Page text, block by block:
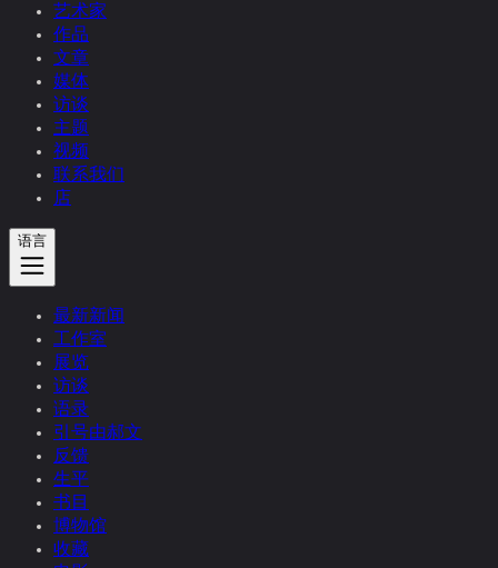
艺术家
作品
文章
媒体
访谈
主题
视频
联系我们
店
语言
最新新闻
工作室
展览
访谈
语录
引号由郝文
反馈
生平
书目
博物馆
收藏